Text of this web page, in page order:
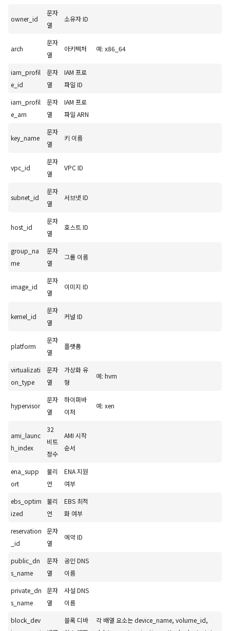
owner_id
문자
열
소유자 ID
arch
문자
열
아키텍처 예: x86_64
iam_profil
e_id
문자
열
IAM 프로
파일 ID
iam_profil
e_arn
문자
열
IAM 프로
파일 ARN
key_name
문자
열
키 이름
vpc_id
문자
열
VPC ID
subnet_id
문자
열
서브넷 ID
host_id
문자
열
호스트 ID
group_na
me
문자
열
그룹 이름
image_id
문자
열
이미지 ID
kernel_id
문자
열
커널 ID
platform
문자
열
플랫폼
virtualizati
on_type
문자
열
가상화 유
형
예: hvm
hypervisor
문자
열
하이퍼바
이저
예: xen
ami_launc
h_index
32
비트
정수
AMI 시작
순서
ena_supp
ort
불리
언
ENA 지원
여부
ebs_optim
ized
불리
언
EBS 최적
화 여부
reservation
_id
문자
열
예약 ID
public_dn
s_name
문자
열
공인 DNS
이름
private_dn
s_name
문자
열
사설 DNS
이름
block_dev
블록 디바
각 배열 요소는 device_name, volume_id,